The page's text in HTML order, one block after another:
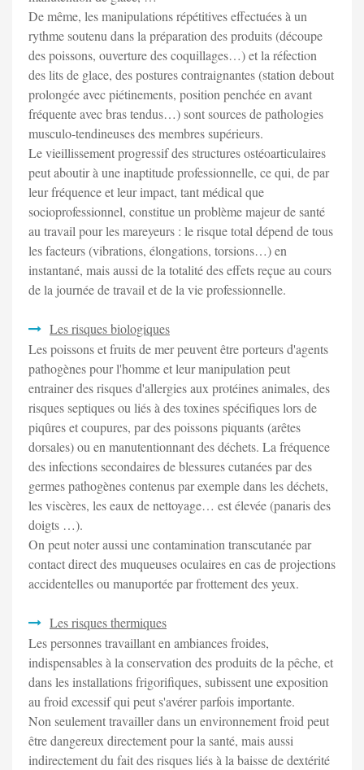
De même, les manipulations répétitives effectuées à un
rythme soutenu dans la préparation des produits (découpe
des poissons, ouverture des coquillages…) et la réfection
des lits de glace, des postures contraignantes (station debout
prolongée avec piétinements, position penchée en avant
fréquente avec bras tendus…) sont sources de pathologies
musculo-tendineuses des membres supérieurs.
Le vieillissement progressif des structures ostéoarticulaires
peut aboutir à une inaptitude professionnelle, ce qui, de par
leur fréquence et leur impact, tant médical que
socioprofessionnel, constitue un problème majeur de santé
au travail pour les mareyeurs : le risque total dépend de tous
les facteurs (vibrations, élongations, torsions…) en
instantané, mais aussi de la totalité des effets reçue au cours
de la journée de travail et de la vie professionnelle.
Les risques biologiques
Les poissons et fruits de mer peuvent être porteurs d'agents
pathogènes pour l'homme et leur manipulation peut
entrainer des risques d'allergies aux protéines animales, des
risques septiques ou liés à des toxines spécifiques lors de
piqûres et coupures, par des poissons piquants (arêtes
dorsales) ou en manutentionnant des déchets. La fréquence
des infections secondaires de blessures cutanées par des
germes pathogènes contenus par exemple dans les déchets,
les viscères, les eaux de nettoyage… est élevée (panaris des
doigts …).
On peut noter aussi une contamination transcutanée par
contact direct des muqueuses oculaires en cas de projections
accidentelles ou manuportée par frottement des yeux.
Les risques thermiques
Les personnes travaillant en ambiances froides,
indispensables à la conservation des produits de la pêche, et
dans les installations frigorifiques, subissent une exposition
au froid excessif qui peut s'avérer parfois importante.
Non seulement travailler dans un environnement froid peut
être dangereux directement pour la santé, mais aussi
indirectement du fait des risques liés à la baisse de dextérité